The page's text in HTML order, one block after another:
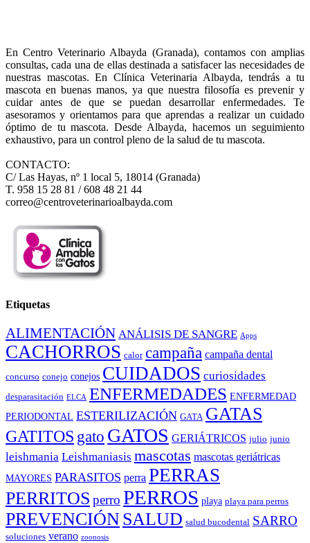
En Centro Veterinario Albayda (Granada), contamos con amplias
consultas, cada una de ellas destinada a satisfacer las necesidades de
nuestras mascotas. En Clínica Veterinaria Albayda, tendrás a tu
mascota en buenas manos, ya que nuestra filosofía es prevenir y
cuidar antes de que se puedan desarrollar enfermedades. Te
asesoramos y orientamos para que aprendas a realizar un cuidado
óptimo de tu mascota. Desde Albayda, hacemos un seguimiento
exhaustivo, para un control pleno de la salud de tu mascota.
CONTACTO:
C/ Las Hayas, nº 1 local 5, 18014 (Granada)
T. 958 15 28 81 / 608 48 21 44
correo@centroveterinarioalbayda.com
Etiquetas
ALIMENTACIÓN ANÁLISIS DE SANGRE Apps
CACHORROS calor campaña campaña dental
concurso conejo conejos CUIDADOS curiosidades
desparasitación ELCA ENFERMEDADES ENFERMEDAD
PERIODONTAL ESTERILIZACIÓN GATA GATAS
GATITOS gato GATOS GERIÁTRICOS julio junio
leishmania Leishmaniasis mascotas mascotas geriátricas
MAYORES PARASITOS perra PERRAS
PERRITOS perro PERROS playa playa para perros
PREVENCIÓNSALUD salud bucodental SARRO
soluciones verano zoonosis